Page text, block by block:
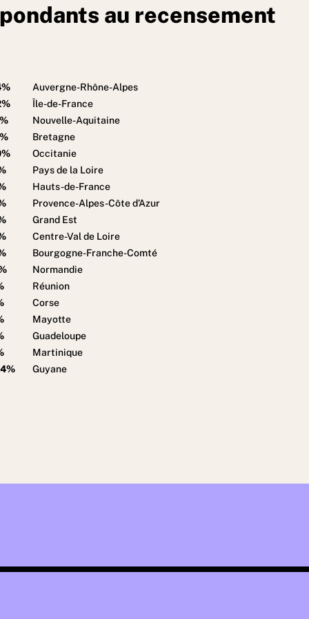
au recensement
Auvergne-Rhône-Alpes
Île-de-France
Nouvelle-Aquitaine
Bretagne
Occitanie
Pays de la Loire
Hauts-de-France
Provence-Alpes-Côte d’Azur
Grand Est
Centre-Val de Loire
Bourgogne-Franche-Comté
Normandie
Réunion
Corse
Mayotte
Guadeloupe
Martinique
Guyane